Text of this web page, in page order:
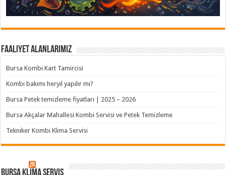
Faaliyet Alanlarımız
Bursa Kombi Kart Tamircisi
Kombi bakımı heryıl yapılır mı?
Bursa Petek temizleme fiyatları | 2025 – 2026
Bursa Akçalar Mahallesi Kombi Servisi ve Petek Temizleme
Tekniker Kombi Klima Servisi
Bursa klima servis